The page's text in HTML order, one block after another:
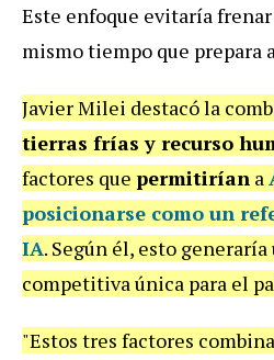
Este enfoque evitaría
mismo tiempo que prepara
Javier Milei destacó la
tierras frías y recurso
factores que permitirían a
posicionarse como un
IA. Según él, esto
competitiva única para el
"Estos tres factores